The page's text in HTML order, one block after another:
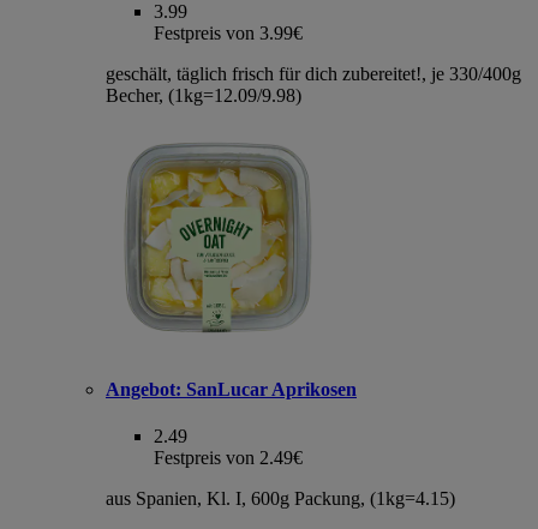
3.99
Festpreis von 3.99€
geschält, täglich frisch für dich zubereitet!, je 330/400g
Becher, (1kg=12.09/9.98)
Angebot: SanLucar Aprikosen
2.49
Festpreis von 2.49€
aus Spanien, Kl. I, 600g Packung, (1kg=4.15)